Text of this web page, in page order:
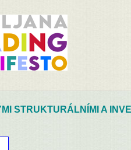
STRUKTURÁLNÍMI A